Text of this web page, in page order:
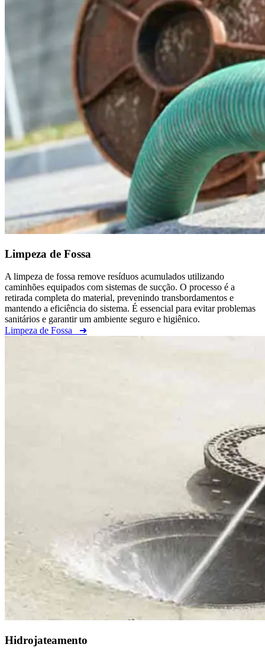
Limpeza de Fossa
A limpeza de fossa remove resíduos acumulados utilizando
caminhões equipados com sistemas de sucção. O processo é a
retirada completa do material, prevenindo transbordamentos e
mantendo a eficiência do sistema. É essencial para evitar problemas
sanitários e garantir um ambiente seguro e higiênico.
Limpeza de Fossa ➜
Hidrojateamento